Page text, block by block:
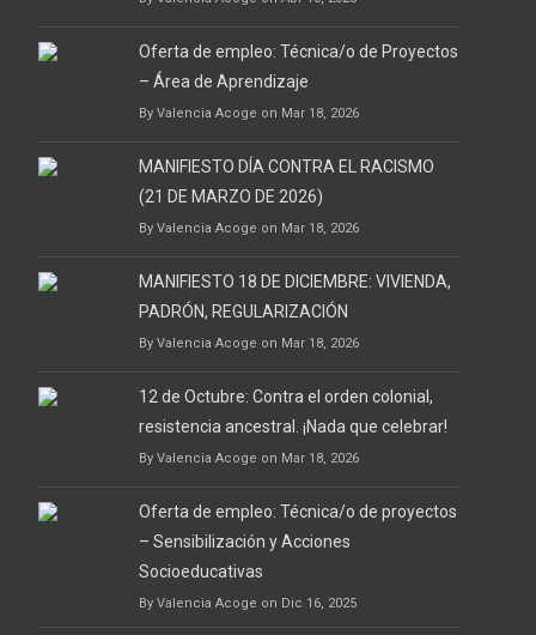
Oferta de empleo: Técnica/o de Proyectos
– Área de Aprendizaje
By Valencia Acoge on Mar 18, 2026
MANIFIESTO DÍA CONTRA EL RACISMO
(21 DE MARZO DE 2026)
By Valencia Acoge on Mar 18, 2026
MANIFIESTO 18 DE DICIEMBRE: VIVIENDA,
PADRÓN, REGULARIZACIÓN
By Valencia Acoge on Mar 18, 2026
12 de Octubre: Contra el orden colonial,
resistencia ancestral. ¡Nada que celebrar!
By Valencia Acoge on Mar 18, 2026
Oferta de empleo: Técnica/o de proyectos
– Sensibilización y Acciones
Socioeducativas
By Valencia Acoge on Dic 16, 2025